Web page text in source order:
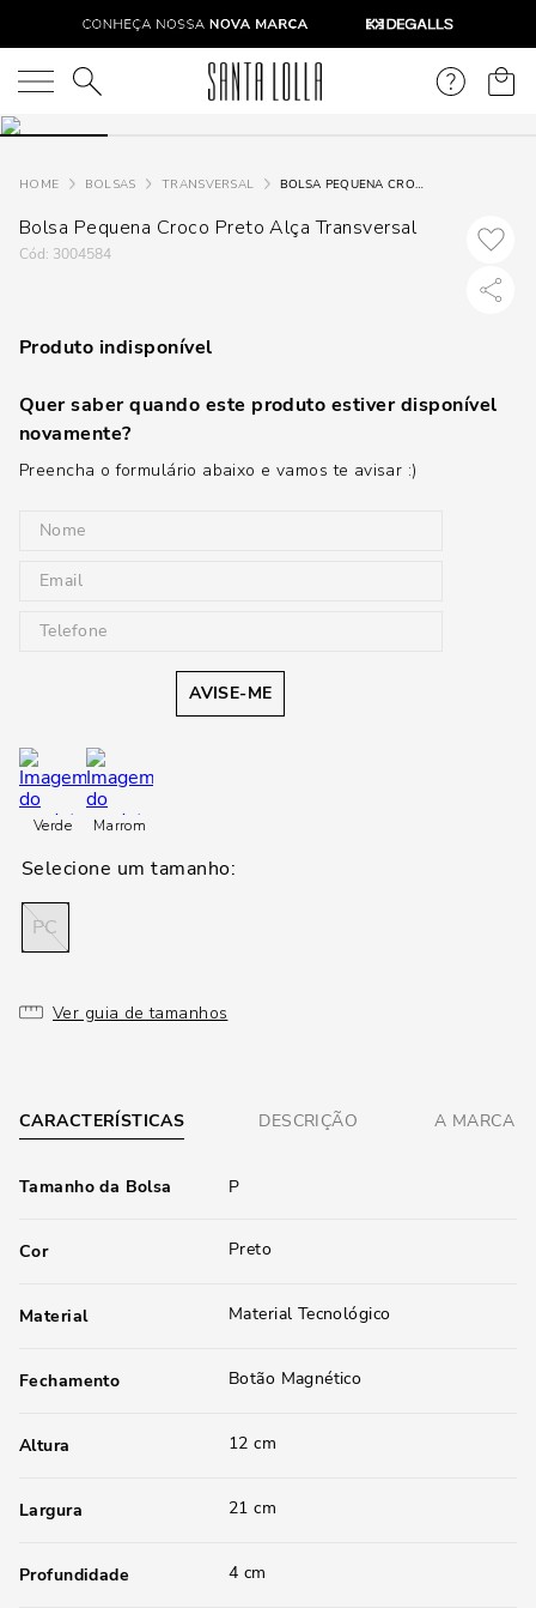
O que você está procurando?
BOLSAS TRANSVERSAL BOLSA PEQUENA CROCO PRETO ALÇA TRANSVERSAL
Bolsa Pequena Croco Preto Alça Transversal
: 3004584
Produto indisponível
Quer saber quando este produto estiver disponível
novamente?
Preencha o formulário abaixo e vamos te avisar :)
AVISE-ME
Verde Marrom
PC
Ver guia de tamanhos
CARACTERÍSTICAS DESCRIÇÃO A MARCA
Tamanho da Bolsa P
Cor Preto
Material Material Tecnológico
Fechamento Botão Magnético
Altura 12 cm
Largura 21 cm
Profundidade 4 cm